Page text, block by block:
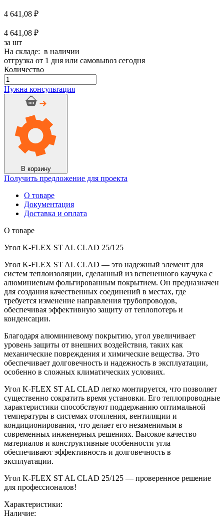
4 641,08 ₽
4 641,08 ₽
за шт
На складе: в наличии
отгрузка от 1 дня или самовывоз сегодня
Количество
Количество
товара
Угол
CLAD
25/125
Нужна консультация
В корзину
Получить предложение для проекта
О товаре
Документация
Доставка и оплата
О товаре
Угол K-FLEX ST AL CLAD 25/125
Угол K-FLEX ST AL CLAD — это надежный элемент для
систем теплоизоляции, сделанный из вспененного каучука с
алюминиевым фольгированным покрытием. Он предназначен
для создания качественных соединений в местах, где
требуется изменение направления трубопроводов,
обеспечивая эффективную защиту от теплопотерь и
конденсации.
Благодаря алюминиевому покрытию, угол увеличивает
уровень защиты от внешних воздействия, таких как
механические повреждения и химические вещества. Это
обеспечивает долговечность и надежность в эксплуатации,
особенно в сложных климатических условиях.
Угол K-FLEX ST AL CLAD легко монтируется, что позволяет
существенно сократить время установки. Его теплопроводные
характеристики способствуют поддержанию оптимальной
температуры в системах отопления, вентиляции и
кондиционирования, что делает его незаменимым в
современных инженерных решениях. Высокое качество
материалов и конструктивные особенности угла
обеспечивают эффективность и долговечность в
эксплуатации.
Угол K-FLEX ST AL CLAD 25/125 — проверенное решение
для профессионалов!
Характеристики:
Наличие: